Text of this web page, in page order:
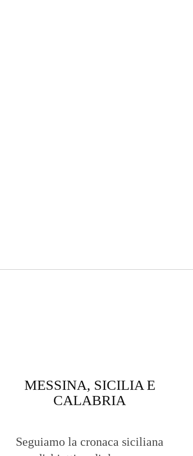
MESSINA, SICILIA E
CALABRIA
Seguiamo la cronaca siciliana